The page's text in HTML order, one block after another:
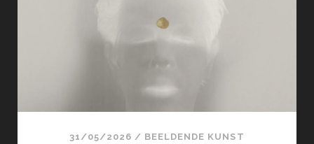
31/05/2026 / BEELDENDE KUNST